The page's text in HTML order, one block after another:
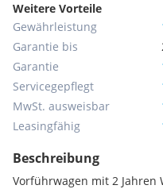
Weitere Vorteile
Gewährleistung
Garantie bis
Garantie
Servicegepflegt
MwSt. ausweisbar
Leasingfähig
Beschreibung
Vorführwagen mit 2 Jahren